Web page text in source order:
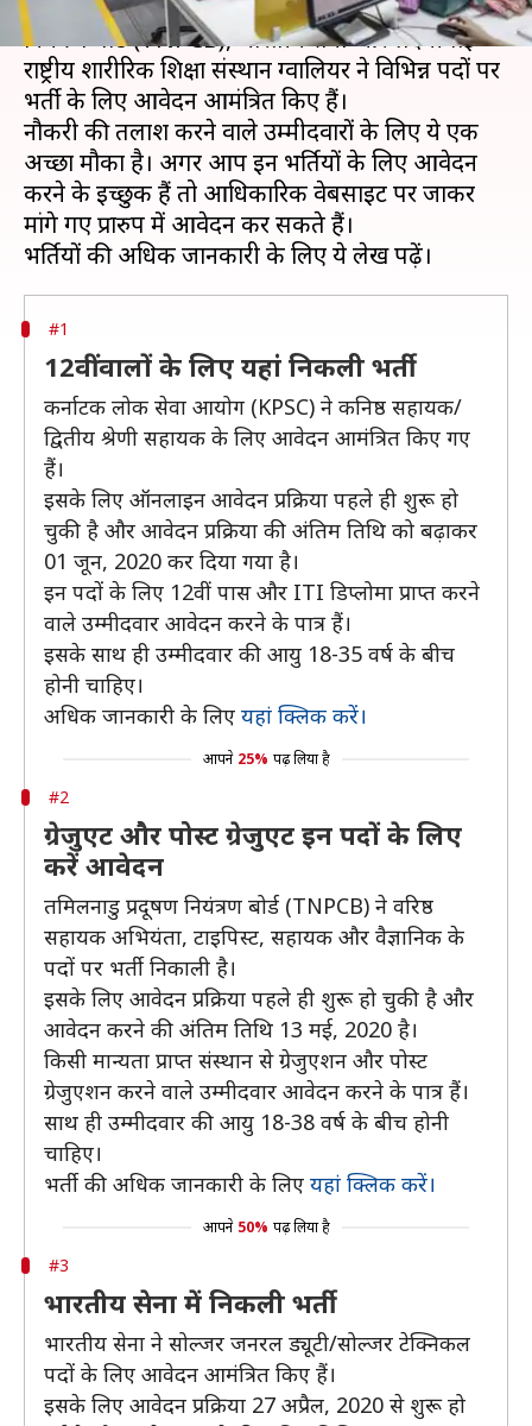
कर्नाटक लोक सेवा आयोग (KPSC), तमिलनाडु प्रदूषण
नियंत्रण बोर्ड (TNPCB), भारतीय सेना और लक्ष्मीबाई
राष्ट्रीय शारीरिक शिक्षा संस्थान ग्वालियर ने विभिन्न पदों पर
भर्ती के लिए आवेदन आमंत्रित किए हैं।
नौकरी की तलाश करने वाले उम्मीदवारों के लिए ये एक
अच्छा मौका है। अगर आप इन भर्तियों के लिए आवेदन
करने के इच्छुक हैं तो आधिकारिक वेबसाइट पर जाकर
मांगे गए प्रारुप में आवेदन कर सकते हैं।
#1
12वीं वालों के लिए यहां निकली भर्ती
कर्नाटक लोक सेवा आयोग (KPSC) ने कनिष्ठ सहायक/
द्वितीय श्रेणी सहायक के लिए आवेदन आमंत्रित किए गए
हैं।
इसके लिए ऑनलाइन आवेदन प्रक्रिया पहले ही शुरू हो
चुकी है और आवेदन प्रक्रिया की अंतिम तिथि को बढ़ाकर
01 जून, 2020 कर दिया गया है।
इन पदों के लिए 12वीं पास और ITI डिप्लोमा प्राप्त करने
वाले उम्मीदवार आवेदन करने के पात्र हैं।
इसके साथ ही उम्मीदवार की आयु 18-35 वर्ष के बीच
होनी चाहिए।
अधिक जानकारी के लिए यहां क्लिक करें।
आपने 25% पढ़ लिया है
#2
ग्रेजुएट और पोस्ट ग्रेजुएट इन पदों के लिए
करें आवेदन
तमिलनाडु प्रदूषण नियंत्रण बोर्ड (TNPCB) ने वरिष्ठ
सहायक अभियंता, टाइपिस्ट, सहायक और वैज्ञानिक के
पदों पर भर्ती निकाली है।
इसके लिए आवेदन प्रक्रिया पहले ही शुरू हो चुकी है और
आवेदन करने की अंतिम तिथि 13 मई, 2020 है।
किसी मान्यता प्राप्त संस्थान से ग्रेजुएशन और पोस्ट
ग्रेजुएशन करने वाले उम्मीदवार आवेदन करने के पात्र हैं।
साथ ही उम्मीदवार की आयु 18-38 वर्ष के बीच होनी
चाहिए।
भर्ती की अधिक जानकारी के लिए यहां क्लिक करें।
आपने 50% पढ़ लिया है
#3
भारतीय सेना में निकली भर्ती
भारतीय सेना ने सोल्जर जनरल ड्यूटी/सोल्जर टेक्निकल
पदों के लिए आवेदन आमंत्रित किए हैं।
इसके लिए आवेदन प्रक्रिया 27 अप्रैल, 2020 से शुरू हो